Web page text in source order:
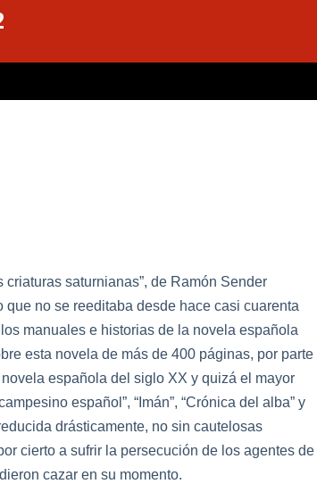
criaturas saturnianas”, de Ramón Sender
que no se reeditaba desde hace casi cuarenta
manuales e historias de la nove la españo la
esta nove la de más de 400 páginas, por parte
nove la españo la del siglo XX y quizá el mayor
español”, “Imán”, “Crónica del alba” y
drásticamente, no sin cautelosas
cierto a sufrir la persecución de los agentes de
cazar en su momento.